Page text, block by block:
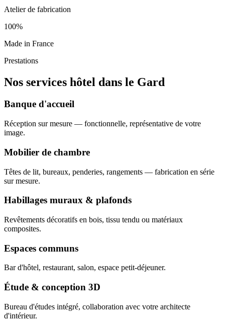
Atelier de fabrication
100%
Made in France
Prestations
Nos services hôtel dans le Gard
Banque d'accueil
Réception sur mesure — fonctionnelle, représentative de votre
image.
Mobilier de chambre
Têtes de lit, bureaux, penderies, rangements — fabrication en série
sur mesure.
Habillages muraux & plafonds
Revêtements décoratifs en bois, tissu tendu ou matériaux
composites.
Espaces communs
Bar d'hôtel, restaurant, salon, espace petit-déjeuner.
Étude & conception 3D
Bureau d'études intégré, collaboration avec votre architecte
d'intérieur.